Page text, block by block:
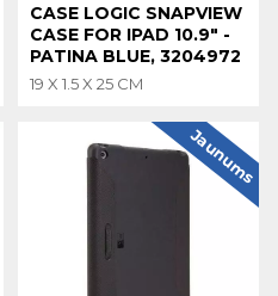
CASE LOGIC SNAPVIEW
CASE FOR IPAD 10.9" -
PATINA BLUE, 3204972
19 X 1.5 X 25 CM
Jaunums